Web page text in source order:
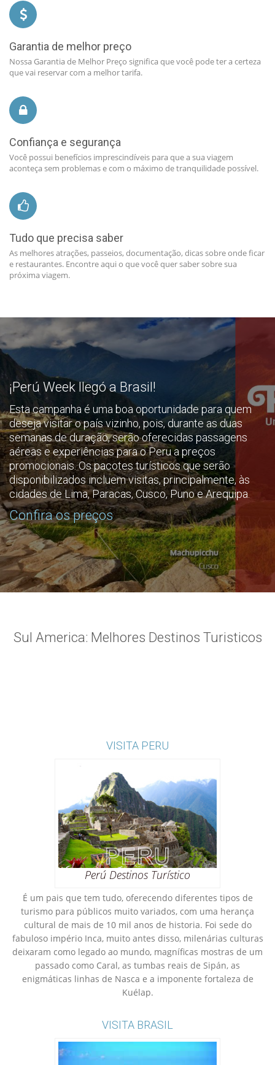
Garantia de melhor preço
Nossa Garantia de Melhor Preço significa que você pode ter a certeza
que vai reservar com a melhor tarifa.
Confiança e segurança
Você possui benefícios imprescindíveis para que a sua viagem
aconteça sem problemas e com o máximo de tranquilidade possível.
Tudo que precisa saber
As melhores atrações, passeios, documentação, dicas sobre onde ficar
e restaurantes. Encontre aqui o que você quer saber sobre sua
próxima viagem.
¡Perú Week llegó a Brasil!
Esta campanha é uma boa oportunidade para quem
deseja visitar o país vizinho, pois, durante as duas
semanas de duração, serão oferecidas passagens
aéreas e experiências para o Peru a preços
promocionais. Os pacotes turísticos que serão
disponibilizados incluem visitas, principalmente, às
cidades de Lima, Paracas, Cusco, Puno e Arequipa.
Confira os preços
Sul America: Melhores Destinos Turisticos
VISITA PERU
Perú Destinos Turístico
É um pais que tem tudo, oferecendo diferentes tipos de
turismo para públicos muito variados, com uma herança
cultural de mais de 10 mil anos de historia. Foi sede do
fabuloso império Inca, muito antes disso, milenárias culturas
deixaram como legado ao mundo, magníficas mostras de um
passado como Caral, as tumbas reais de Sipán, as
enigmáticas linhas de Nasca e a imponente fortaleza de
Kuélap.
VISITA BRASIL